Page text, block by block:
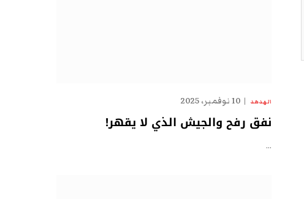
الهدهد 10 نوفمبر، 2025
نفق رفح والجيش الذي لا يقهر!
…